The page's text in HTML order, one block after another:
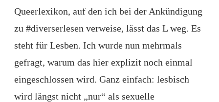
Queerlexikon, auf den ich bei der Ankündigung
zu #diverserlesen verweise, lässt das L weg. Es
steht für Lesben. Ich wurde nun mehrmals
gefragt, warum das hier explizit noch einmal
eingeschlossen wird. Ganz einfach: lesbisch
wird längst nicht „nur“ als sexuelle